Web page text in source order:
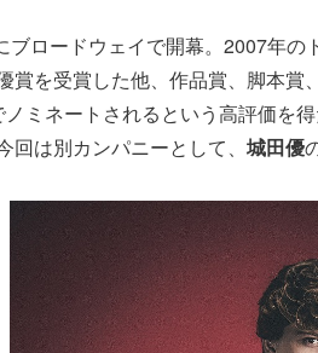
ブロードウェイで開幕。2007年の
賞を受賞した他、作品賞、脚本
ミネートされるという高評価を
回は別カンパニーとして、 城田優